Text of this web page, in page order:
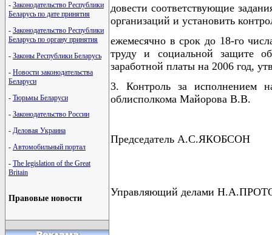
- Законодательство Республики
Беларусь по дате принятия
- Законодательство Республики
Беларусь по органу принятия
- Законы Республики Беларусь
- Новости законодательства
Беларуси
- Тюрьмы Беларуси
- Законодательство России
- Деловая Украина
- Автомобильный портал
- The legislation of the Great
Britain
Правовые новости
довести соответствующие
организаций и установить
ежемесячно в срок до 18-го
труду и социальной защите
заработной платы на 2006 год,
3. Контроль за исполнением
облисполкома Майорова В.В.
Председатель А.С.ЯКОБСОН
Управляющий делами